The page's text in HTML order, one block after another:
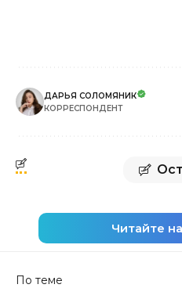
ДАРЬЯ СОЛОМЯНИК
КОРРЕСПОНДЕНТ
Читайте
По теме